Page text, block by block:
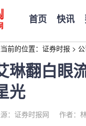
首页 快讯
前的位置： 证券时报 >
琳翻白眼
光
：证券时报网 作者：